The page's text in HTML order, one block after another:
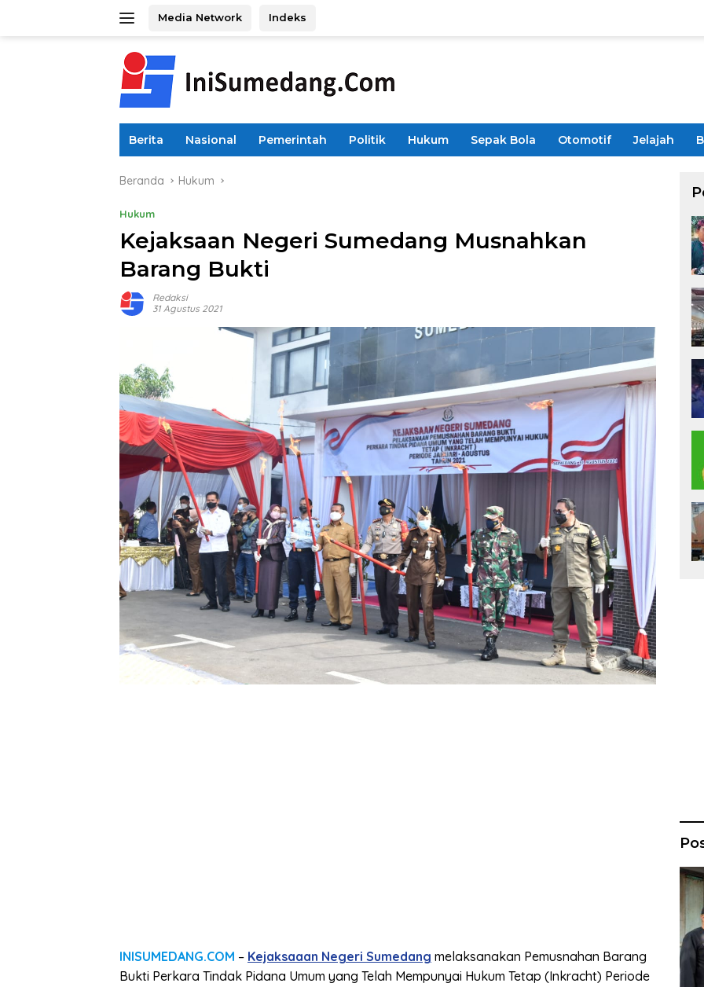
Media Network Indeks
Berita Nasional Pemerintah Politik Hukum Sepak Bola Otomotif Jelajah
Beranda Hukum
Hukum
Kejaksaan Negeri Sumedang Musnahkan
Barang Bukti
Redaksi
31 Agustus 2021
INISUMEDANG.COM – Kejaksaaan Negeri Sumedang melaksanakan Pemusnahan Barang
Bukti Perkara Tindak Pidana Umum yang Telah Mempunyai Hukum Tetap (Inkracht) Periode